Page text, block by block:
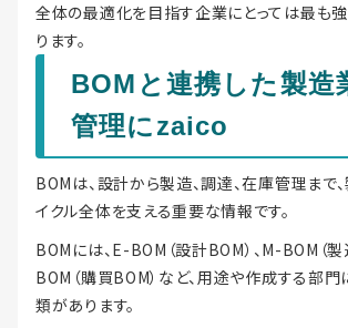
全体の最適化を目指す企業にとっては最も
ります。
BOMと連携した製造
管理にzaico
BOMは、設計から製造、調達、在庫管理まで
イクル全体を支える重要な情報です。
BOMには、E-BOM（設計BOM）、M-BOM（製
BOM（購買BOM）など、用途や作成する部門
類があります。